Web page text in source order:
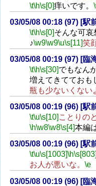
\t\h\s[0]痒いです。
03/05/08 00:18 (97) [駅
\t\h\s[0]そんな可哀
♪\w9\w9\u\s[11]笑
03/05/08 00:19 (97) [臨
\t\h\s[30]でもなんか
増えてきてておも
瓶も少ないくない
03/05/08 00:19 (96) [駅
\t\u\s[10] ことりの
\h\w8\w8\s[4]本編
03/05/08 00:19 (96) [駅
\t\u\s[1003]\h\s[803]
お人が悪いな。 \e
03/05/08 00:19 (96) [臨